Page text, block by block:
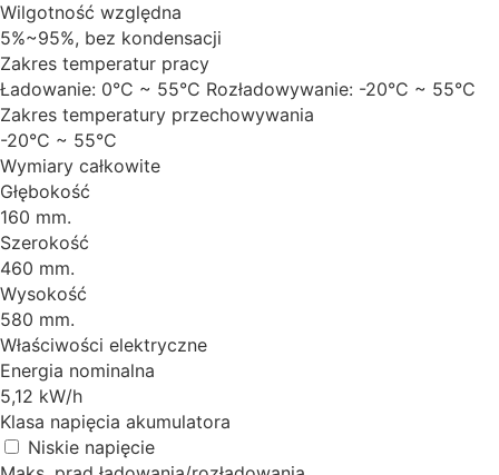
Wilgotność względna
5%~95%, bez kondensacji
Zakres temperatur pracy
Ładowanie: 0°C ~ 55°C Rozładowywanie: -20°C ~ 55°C
Zakres temperatury przechowywania
-20°C ~ 55°C
Wymiary całkowite
Głębokość
160 mm.
Szerokość
460 mm.
Wysokość
580 mm.
Właściwości elektryczne
Energia nominalna
5,12 kW/h
Klasa napięcia akumulatora
Niskie napięcie